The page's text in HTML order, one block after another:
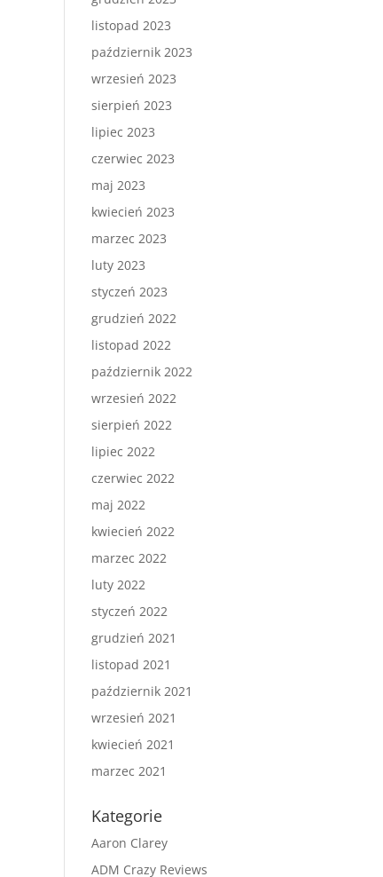
listopad 2023
październik 2023
wrzesień 2023
sierpień 2023
lipiec 2023
czerwiec 2023
maj 2023
kwiecień 2023
marzec 2023
luty 2023
styczeń 2023
grudzień 2022
listopad 2022
październik 2022
wrzesień 2022
sierpień 2022
lipiec 2022
czerwiec 2022
maj 2022
kwiecień 2022
marzec 2022
luty 2022
styczeń 2022
grudzień 2021
listopad 2021
październik 2021
wrzesień 2021
kwiecień 2021
marzec 2021
Kategorie
Aaron Clarey
ADM Crazy Reviews